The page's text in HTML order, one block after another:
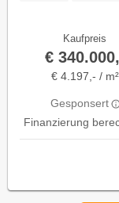
Kaufpreis
€
€ 4.197,- / m²
Gesponsert
Finanzierung